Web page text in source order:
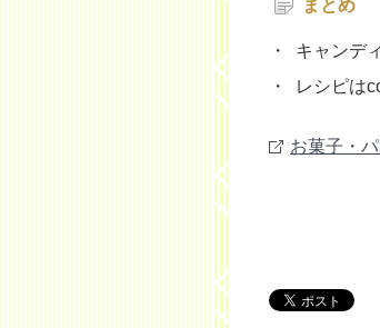
まとめ
キャンデ
レシピは
お菓子・